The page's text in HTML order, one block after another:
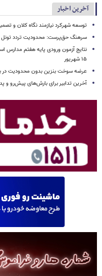
آخرین اخبار
توسعه شهرکرد نیازمند نگاه کلان و
سرهنگ حق‌پرست: محدودیت تردد تونل شهید میرزایی
نتایج آزمون ورودی پایه هفتم مدارس
۱۵ شهریور
عرضه سوخت بنزین بدون محدودیت در
آخرین تدابیر برای بارش‌های پیش‌رو و